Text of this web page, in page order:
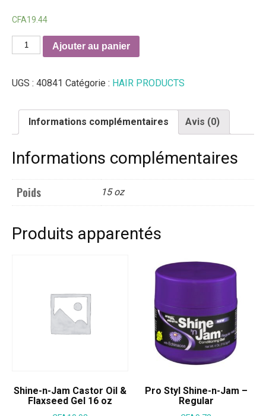
CFA19.44
quantité
de
Styl
Gel
Hold
oz
Ajouter au panier
UGS : 40841 Catégorie : HAIR PRODUCTS
Informations complémentaires Avis (0)
Informations complémentaires
Poids 15 oz
Produits apparentés
Shine-n-Jam Castor Oil &
Flaxseed Gel 16 oz
Pro Styl Shine-n-Jam –
Regular